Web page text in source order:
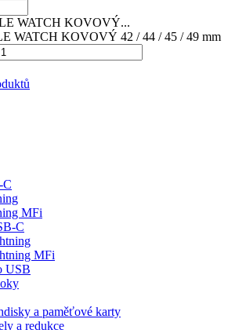
WATCH KOVOVÝ...
WATCH KOVOVÝ 42 / 44 / 45 / 49 mm
C
MFi
C
MFi
USB
a paměťové karty
a redukce